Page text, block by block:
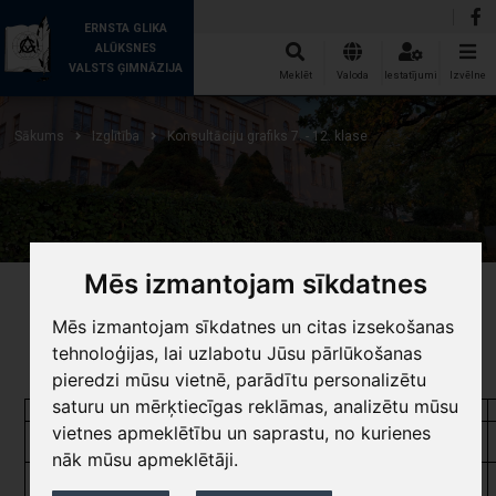
Mēs izmantojam sīkdatnes
Mēs izmantojam sīkdatnes un citas izsekošanas
tehnoloģijas, lai uzlabotu Jūsu pārlūkošanas
pieredzi mūsu vietnē, parādītu personalizētu
saturu un mērķtiecīgas reklāmas, analizētu mūsu
vietnes apmeklētību un saprastu, no kurienes
nāk mūsu apmeklētāji.
ERNSTA GLIKA
ALŪKSNES
VALSTS ĢIMNĀZIJA
Izvēlne
Iestatījumi
Valoda
Meklēt
Sākums Izglītība Konsultāciju grafiks 7. - 12. klase
Konsultāciju grafiks
7. - 12. klase
2025./2026. mācību gads
Mācību priekšmets Skolotājs Diena
Ģeogrāfija Sintija Auseja Otrdiena
Ģeogrāfija/Sociālās
Inese Marķitāne